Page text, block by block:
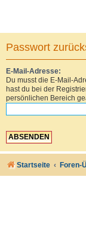
Passwort
E-Mail-Adresse:
Du musst die E-Mail-
hast du bei der
persönlichen Bereich
Startseite Foren-